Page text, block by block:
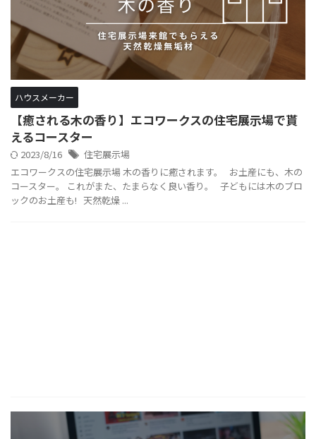
ハウスメーカー
【癒される木の香り】エコワークスの住宅展示場で貰
えるコースター
2023/8/16
住宅展示場
エコワークスの住宅展示場 木の香りに癒されます。 お土産にも、木の
コースター。 これがまた、たまらなく良い香り。 子どもには木のブロ
ックのお土産も! 天然乾燥 ...